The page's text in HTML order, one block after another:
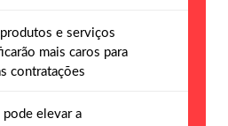
e serviços
mais caros para
contratações
pode elevar a